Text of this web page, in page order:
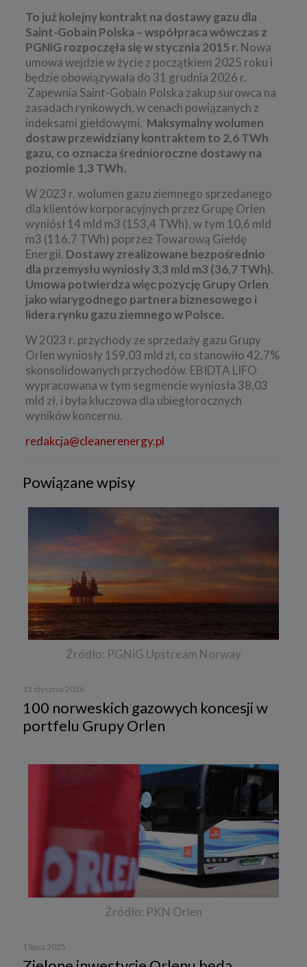
To już kolejny kontrakt na dostawy gazu dla
Saint-Gobain Polska – współpraca wówczas z
PGNiG rozpoczęła się w stycznia 2015 r. Nowa
umowa wejdzie w życie z początkiem 2025 roku i
będzie obowiązywała do 31 grudnia 2026 r.
Zapewnia Saint-Gobain Polska zakup surowca na
zasadach rynkowych, w cenach powiązanych z
indeksami giełdowymi. Maksymalny wolumen
dostaw przewidziany kontraktem to 2,6 TWh
gazu, co oznacza średnioroczne dostawy na
poziomie 1,3 TWh.
W 2023 r. wolumen gazu ziemnego sprzedanego
dla klientów korporacyjnych przez Grupę Orlen
wyniósł 14 mld m3 (153,4 TWh), w tym 10,6 mld
m3 (116,7 TWh) poprzez Towarową Giełdę
Energii. Dostawy zrealizowane bezpośrednio
dla przemysłu wyniosły 3,3 mld m3 (36,7 TWh).
Umowa potwierdza więc pozycję Grupy Orlen
jako wiarygodnego partnera biznesowego i
lidera rynku gazu ziemnego w Polsce.
W 2023 r. przychody ze sprzedaży gazu Grupy
Orlen wyniosły 159,03 mld zł, co stanowiło 42,7%
skonsolidowanych przychodów. EBIDTA LIFO
wypracowana w tym segmencie wyniosła 38,03
mld zł, i była kluczowa dla ubiegłorocznych
wyników koncernu.
redakcja@cleanerenergy.pl
Powiązane wpisy
Źródło: PGNiG Upstream Norway
13 stycznia 2026
100 norweskich gazowych koncesji w
portfelu Grupy Orlen
Źródło: PKN Orlen
1 lipca 2025